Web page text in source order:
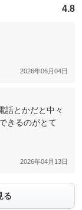
4.8
2026年06月04日
話とかだと中々
きるのがとて
2026年04月13日
る